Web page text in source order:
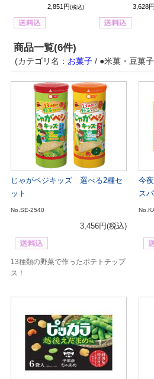
2,851円 (税込) 3,628円
商品一覧(6件)
(カテゴリ名： お菓子/ ●米菓・豆菓
じゃがベジキッズ 選べる2種セ
ット
No.SE-2540
3,456円(税込)
13種類の野菜で作ったポテトチップ
ス！
今
ス